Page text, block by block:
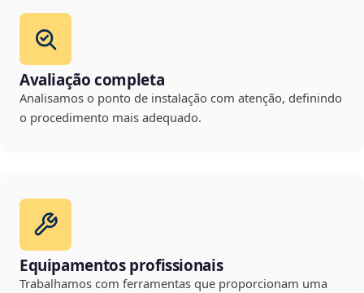
Avaliação completa
Analisamos o ponto de instalação com atenção, definindo
o procedimento mais adequado.
Equipamentos profissionais
Trabalhamos com ferramentas que proporcionam uma